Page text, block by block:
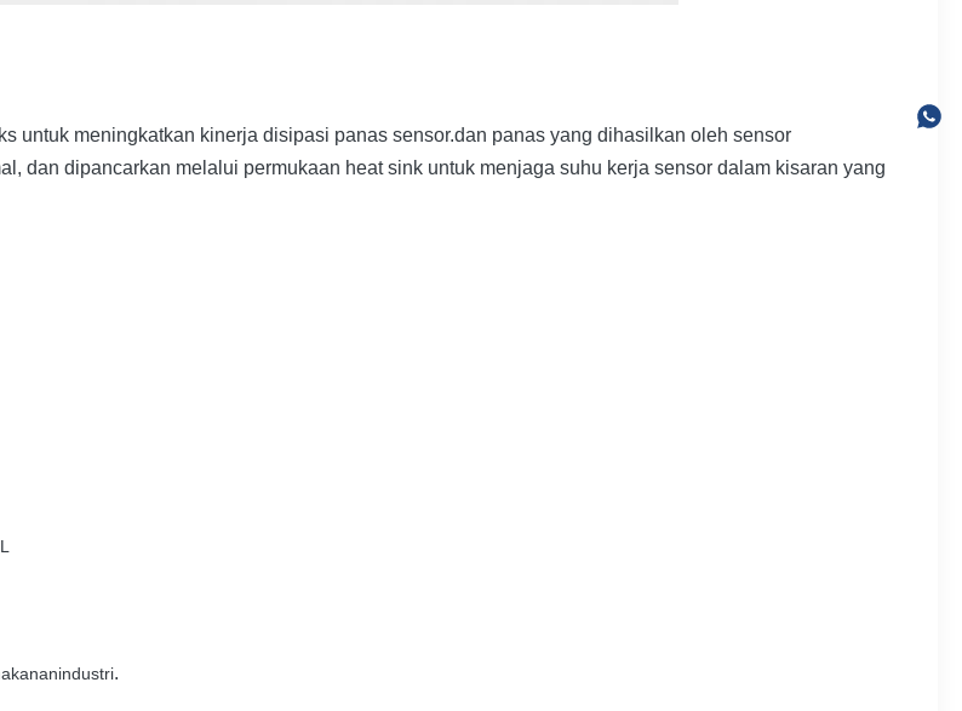
untuk meningkatkan kinerja disipasi panas sensor.dan panas yang dihasilkan oleh sensor
dan dipancarkan melalui permukaan heat sink untuk menjaga suhu kerja sensor dalam kisaran yang
industri.